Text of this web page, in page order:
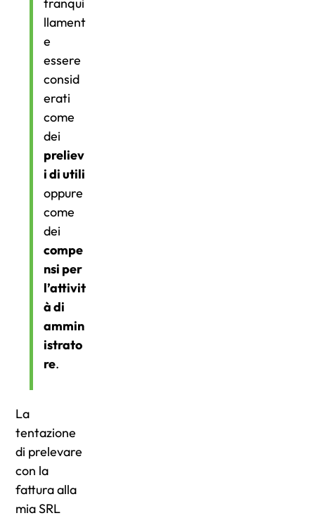
llament
e
essere
consid
erati
come
dei
preliev
i di utili
oppure
come
dei
compe
nsi per
l’attivit
à di
ammin
istrato
re.
La
tentazione
di prelevare
con la
fattura alla
mia SRL